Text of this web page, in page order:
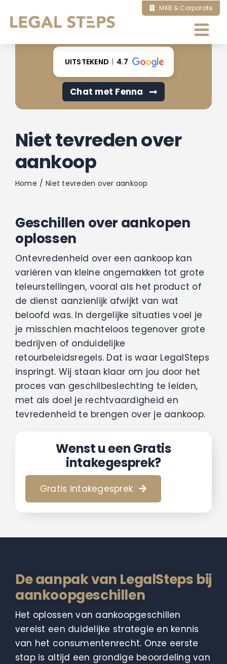
naar
MKB & Corporate
Onze diensten
Vacatures
Contact
UITSTEKEND 4.7
Chat met Fenna
Niet tevreden over
aankoop
Home Niet tevreden over aankoop
Geschillen over aankopen
oplossen
Ontevredenheid over een aankoop kan
variëren van kleine ongemakken tot grote
teleurstellingen, vooral als het product of
de dienst aanzienlijk afwijkt van wat
beloofd was. In dergelijke situaties voel je
je misschien machteloos tegenover grote
bedrijven of onduidelijke
retourbeleidsregels. Dat is waar LegalSteps
inspringt. Wij staan klaar om jou door het
proces van geschilbeslechting te leiden,
met als doel je rechtvaardigheid en
tevredenheid te brengen over je aankoop.
Wenst u een Gratis
intakegesprek?
Gratis intakegesprek
De aanpak van LegalSteps bij
aankoopgeschillen
Het oplossen van aankoopgeschillen
vereist een duidelijke strategie en kennis
van het consumentenrecht. Onze eerste
stap is altijd een grondige beoordeling van